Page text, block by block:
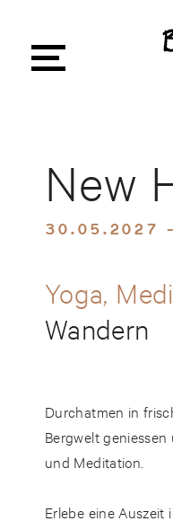
New
30.05.2027
Yoga,
Wandern
Durchatmen in
Bergwelt
und Meditation.
Erlebe eine